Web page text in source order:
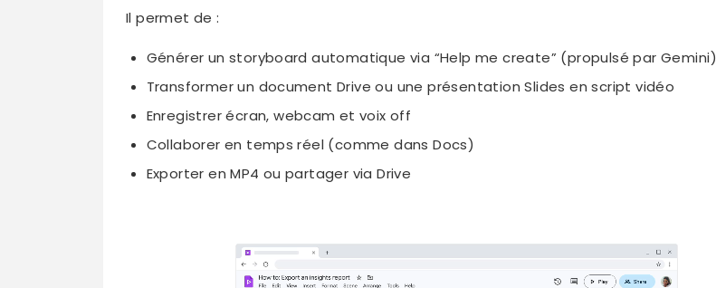
Il permet de :
Générer un storyboard automatique via “Help me create” (propulsé par Gemini)
Transformer un document Drive ou une présentation Slides en script vidéo
Enregistrer écran, webcam et voix off
Collaborer en temps réel (comme dans Docs)
Exporter en MP4 ou partager via Drive